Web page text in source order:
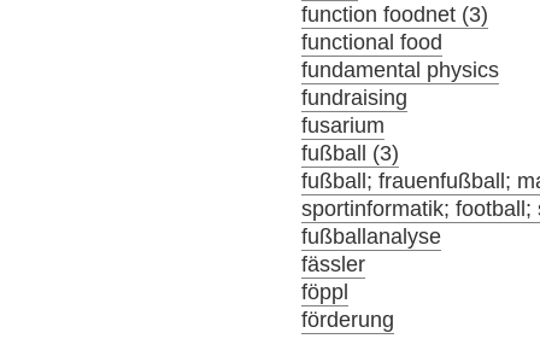
function foodnet (3)
functional food
fundamental physics
fundraising
fusarium
fußball (3)
fußball; frauenfußball;
sportinformatik; football;
fußballanalyse
fässler
föppl
förderung